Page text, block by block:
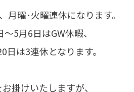
月曜･火曜連休になります。
5月6日はGW休暇、
日は3連休となります。
掛けいたしますが、